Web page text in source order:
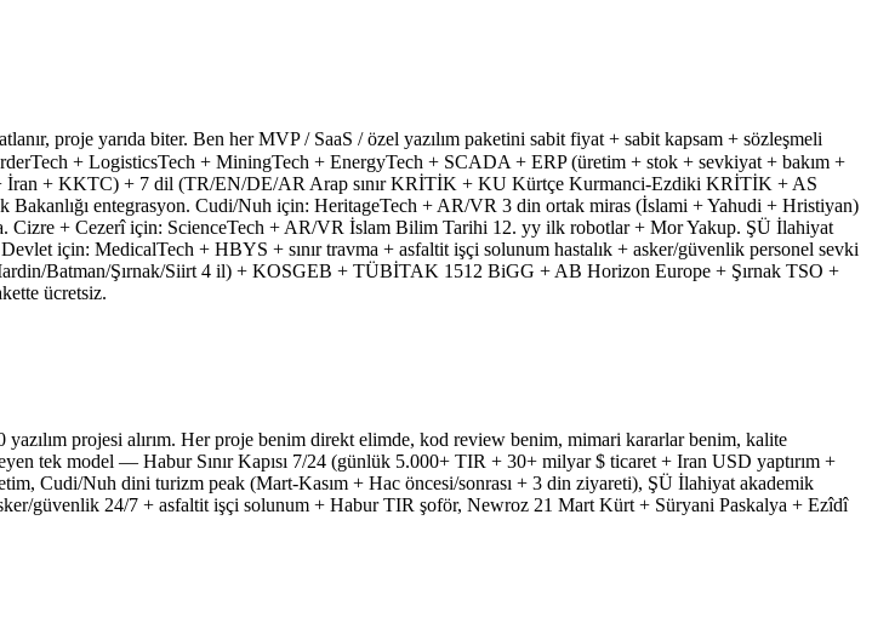
proje yarıda biter. Ben her MVP / SaaS / özel yazılım paketini sabit fiyat + sabit kapsam + sözleşmeli
+ LogisticsTech + MiningTech + EnergyTech + SCADA + ERP (üretim + stok + sevkiyat + bakım +
İran + KKTC) + 7 dil (TR/EN/DE/AR Arap sınır KRİTİK + KU Kürtçe Kurmanci-Ezdiki KRİTİK + AS
entegrasyon. Cudi/Nuh için: HeritageTech + AR/VR 3 din ortak miras (İslami + Yahudi + Hristiyan)
Cizre + Cezerî için: ScienceTech + AR/VR İslam Bilim Tarihi 12. yy ilk robotlar + Mor Yakup. ŞÜ İlahiyat
için: MedicalTech + HBYS + sınır travma + asfaltit işçi solunum hastalık + asker/güvenlik personel sevki
Batman/Şırnak/Siirt 4 il) + KOSGEB + TÜBİTAK 1512 BiGG + AB Horizon Europe + Şırnak TSO +
ücretsiz.
projesi alırım. Her proje benim direkt elimde, kod review benim, mimari kararlar benim, kalite
tek model — Habur Sınır Kapısı 7/24 (günlük 5.000+ TIR + 30+ milyar $ ticaret + Iran USD yaptırım +
Cudi/Nuh dini turizm peak (Mart-Kasım + Hac öncesi/sonrası + 3 din ziyareti), ŞÜ İlahiyat akademik
güvenlik 24/7 + asfaltit işçi solunum + Habur TIR şoför, Newroz 21 Mart Kürt + Süryani Paskalya + Ezîdî